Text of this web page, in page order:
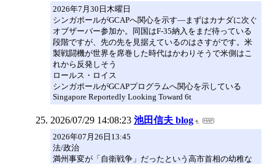
2026年7月30日木曜日
シンガポールがGCAPへ関心を示す―まずはカナダに次ぐ
オブザーバー参加か。同国はF-35納入をまだ待っている
段階ですが、先の先を見据えているのはさすがです。米
製戦闘機が世界を席巻した時代はかわりそうで米側はこ
れから反発しそう
ロールス・ロイス
シンガポールがGCAPプログラムへ関心を示している
Singapore Reportedly Looking Toward 6t
2026/07/29 14:08:23 池田信夫 blog
2026年07月26日13:45
法/政治
満州事変が「自衛戦争」だったという高市首相の幼稚な